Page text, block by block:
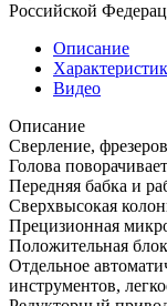
Российской
Описание
Видео
Описание
Сверление,
Голова
Передняя бабка и
Сверхвысокая
Прецизионная
Положительная
Отдельное
инструментов,